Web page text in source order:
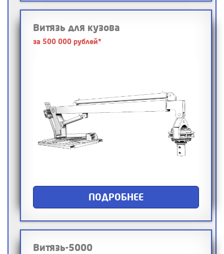
Витязь для кузова
за 500 000 рублей*
ПОДРОБНЕЕ
Витязь-5000